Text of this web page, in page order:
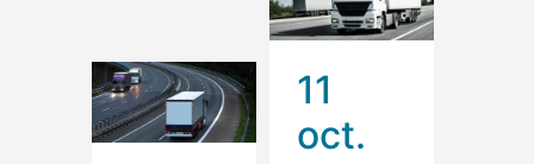
11
oct.